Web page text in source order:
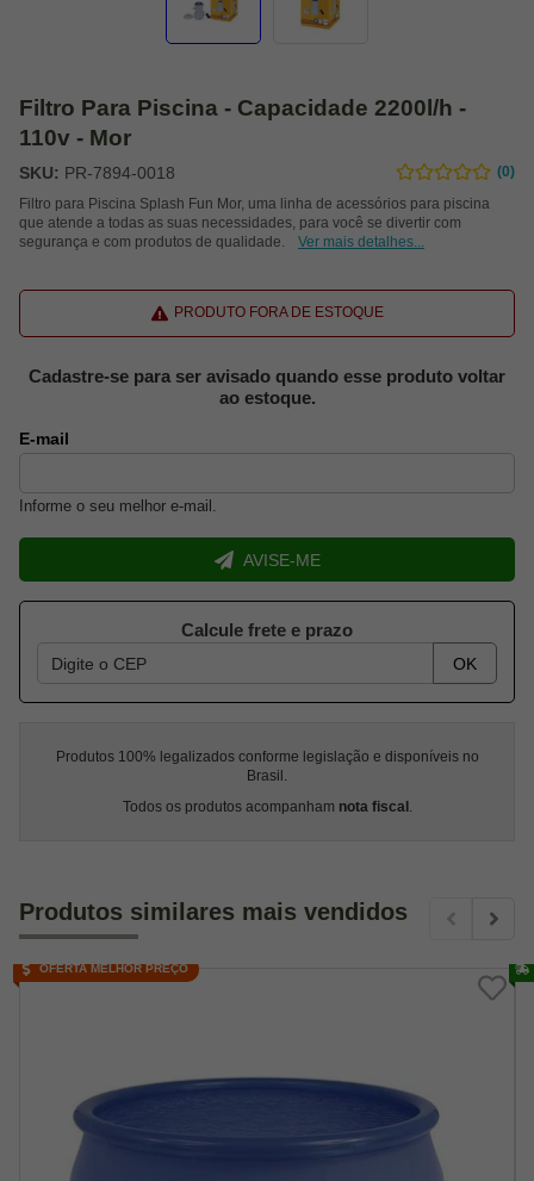
Filtro Para Piscina - Capacidade 2200l/h -
110v - Mor
SKU: PR-7894-0018
(0)
Filtro para Piscina Splash Fun Mor, uma linha de acessórios para piscina
que atende a todas as suas necessidades, para você se divertir com
segurança e com produtos de qualidade.
Ver mais detalhes...
PRODUTO FORA DE ESTOQUE
Cadastre-se para ser avisado quando esse produto voltar
ao estoque.
E-mail
Informe o seu melhor e-mail.
AVISE-ME
Calcule frete e prazo
OK
Produtos 100% legalizados conforme legislação e disponíveis no
Brasil.
Todos os produtos acompanham nota fiscal .
Produtos similares mais vendidos
OFERTA MELHOR PREÇO